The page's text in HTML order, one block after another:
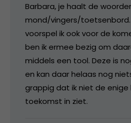
Barbara, je haalt de
mond/vingers/toetsenbord.
voorspel ik ook voor de
ben ik ermee bezig om
middels een tool. Deze is
en kan daar helaas nog
grappig dat ik niet de
toekomst in ziet.